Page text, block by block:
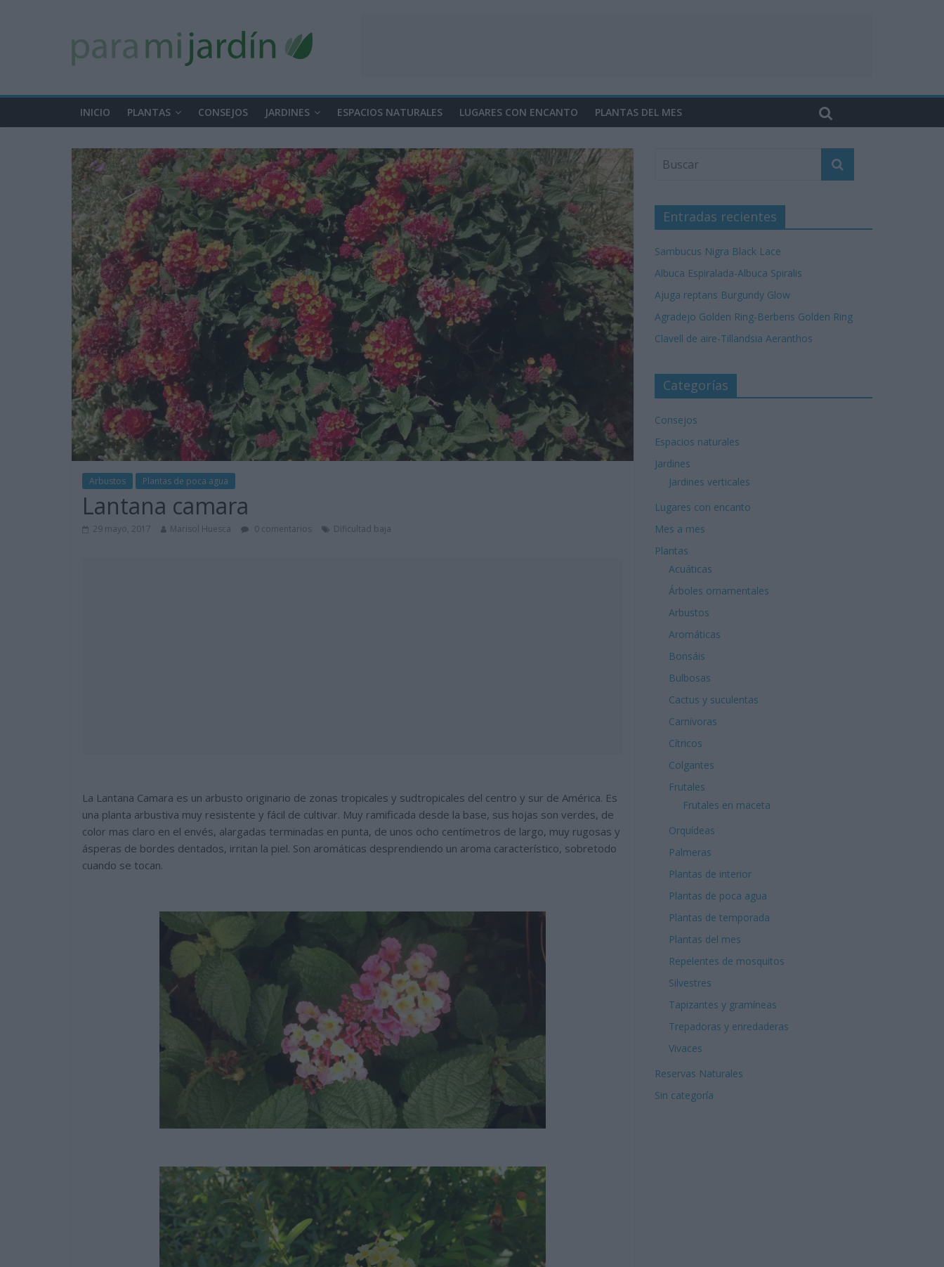
INICIO PLANTAS CONSEJOS JARDINES ESPACIOS NATURALES LUGARES CON ENCANTO PLANTAS DEL MES
Arbustos Plantas de poca agua
Lantana camara
29 mayo, 2017 Marisol Huesca 0 comentarios Dificultad baja
La Lantana Camara es un arbusto originario de zonas tropicales y sudtropicales del centro y sur de América. Es
una planta arbustiva muy resistente y fácil de cultivar. Muy ramificada desde la base, sus hojas son verdes, de
color mas claro en el envés, alargadas terminadas en punta, de unos ocho centímetros de largo, muy rugosas y
ásperas de bordes dentados, irritan la piel. Son aromáticas desprendiendo un aroma característico, sobretodo
cuando se tocan.
Entradas recientes
Sambucus Nigra Black Lace
Albuca Espiralada-Albuca Spiralis
Ajuga reptans Burgundy Glow
Agradejo Golden Ring-Berberis Golden Ring
Clavell de aire-Tillandsia Aeranthos
Categorías
Consejos
Espacios naturales
Jardines
Jardines verticales
Lugares con encanto
Mes a mes
Plantas
Acuáticas
Árboles ornamentales
Arbustos
Aromáticas
Bonsáis
Bulbosas
Cactus y suculentas
Carnívoras
Cítricos
Colgantes
Frutales
Frutales en maceta
Orquídeas
Palmeras
Plantas de interior
Plantas de poca agua
Plantas de temporada
Plantas del mes
Repelentes de mosquitos
Silvestres
Tapizantes y gramíneas
Trepadoras y enredaderas
Vivaces
Reservas Naturales
Sin categoría